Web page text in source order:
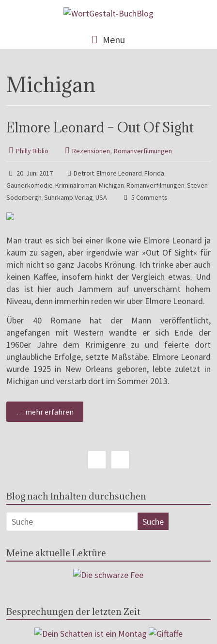
Menu
Michigan
Elmore Leonard – Out Of Sight
Philly Biblio Rezensionen,Romanverfilmungen
20. Juni 2017 Detroit,Elmore Leonard,Florida,
Gaunerkomödie,Kriminalroman,Michigan,Romanverfilmungen,Steven
Soderbergh,Suhrkamp Verlag,USA 5 Comments
Man traut es sich bei einer Ikone wie Elmore Leonard ja
kaum zu sagen, aber irgendwie war »Out Of Sight« für
mich nicht so ganz Jacobs Krönung. Ich trinke aber auch
keinen Kaffee, insofern hinkt der Vergleich etwas. Und
das ist hier auch Jammern auf unverschämt hohem
Niveau, denn immerhin reden wir über Elmore Leonard.
Über 40 Romane hat der Mann veröffentlicht,
angefangen mit Western wandte er sich Ende der
1960er Jahre dem Krimigenre zu und feierte dort
unglaubliche Erfolge, setzte Maßstäbe. Elmore Leonard
wurde 1925 in New Orleans geboren, lebte zuletzt in
Michigan und verstarb dort im Sommer 2013.
… mehr erfahren
Blog nach Inhalten durchsuchen
Meine aktuelle Lektüre
Besprechungen der letzten Zeit